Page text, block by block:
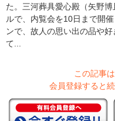
た。三河葬具愛心殿（矢野
ルで、内覧会を10日まで開
ンで、故人の思い出の品や
て...
この記事
会員登録すると